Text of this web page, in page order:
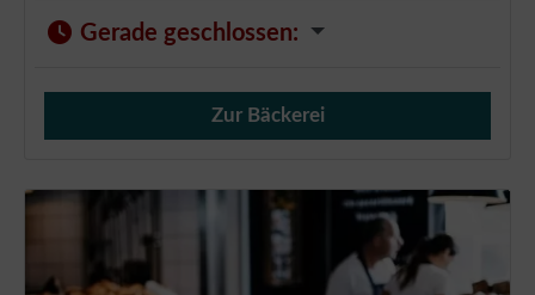
Gerade geschlossen:
Verkauf von Brötchen,
Zur Bäckerei